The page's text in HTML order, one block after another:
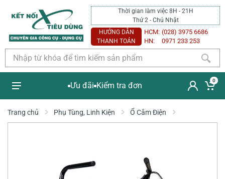
Thời gian làm việc 8H - 21H
Thứ 2 - Chủ Nhật
HƯỚNG DẪN
THANH TOÁN
HCM: (028) 3975 6686
HN:
0971 233 253
Ưu đãi Kiểm tra đơn
0
Trang chủ Phụ Tùng, Linh Kiện Ổ Cắm Điện